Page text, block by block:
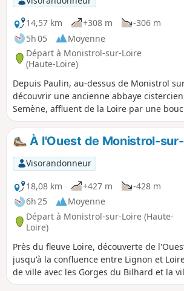
14,57 km
+308 m
-306 m
5h 05
Moyenne
Départ à Monistrol-sur-Loire
(Haute-Loire)
Depuis Paulin, au-dessus de Monistrol
découvrir une ancienne abbaye
Semène, affluent de la Loire par une
deux PR® : les Dames de la Séauve-
l’Ecureuil, aménagés par l'Office de
Semène. Le plan d'eau de la Semène,
abbaye, offre un lieu attrayant pour s'y
avec son aire de pique-nique, ses jeux
l'aménagement des berges.
À l'Ouest de Monistrol-
Visorandonneur
18,08 km
+427 m
-428 m
6h 25
Moyenne
Départ à Monistrol-sur-Loire (Haute-
Loire)
Près du fleuve Loire, découverte de
jusqu'à la confluence entre Lignon et
de ville avec les Gorges du Bilhard et la
patrimoine.